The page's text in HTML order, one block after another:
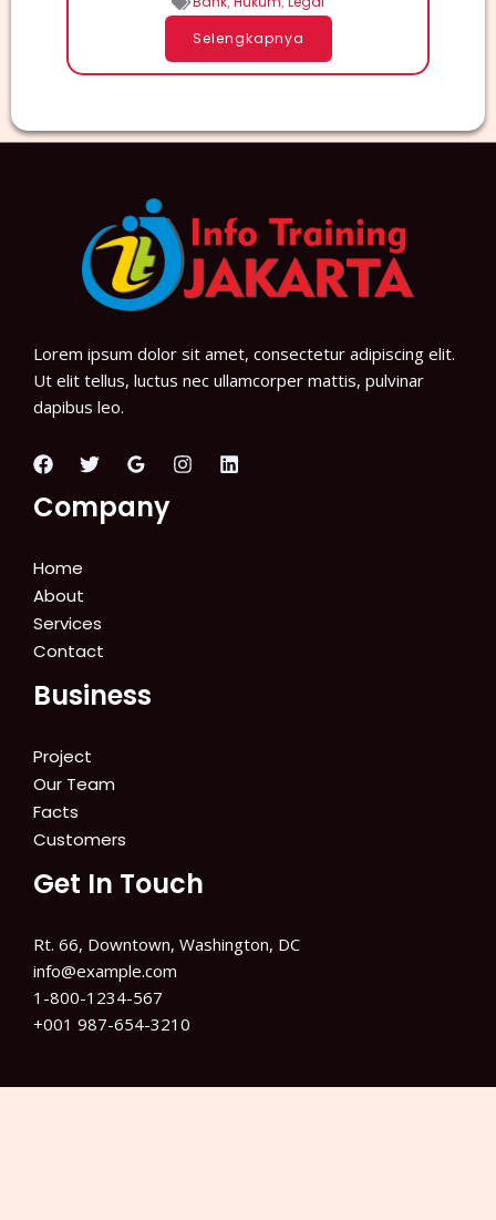
Selengkapnya
Lorem ipsum dolor sit amet, consectetur adipiscing elit.
Ut elit tellus, luctus nec ullamcorper mattis, pulvinar
dapibus leo.
Company
Home
About
Services
Contact
Business
Project
Our Team
Facts
Customers
Get In Touch
Rt. 66, Downtown, Washington, DC
info@example.com​
1-800-1234-567
+001 987-654-3210